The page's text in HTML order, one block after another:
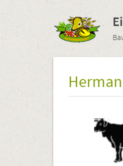
Direkt
zum
Inhalt